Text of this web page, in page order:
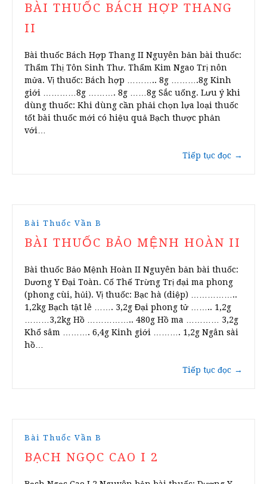
BÀI THUỐC BÁCH HỢP THANG
II
Bài thuốc Bách Hợp Thang II Nguyên bản bài thuốc:
Thẩm Thị Tôn Sinh Thư. Thẩm Kim Ngao Trị nôn
mửa. Vị thuốc: Bách hợp ……….. 8g ……….8g Kinh
giới …………8g ………. 8g ……8g Sắc uống. Lưu ý khi
dùng thuốc: Khi dùng cần phải chọn lựa loại thuốc
tốt bài thuốc mới có hiệu quả Bạch thược phản
với…
Tiếp tục đọc →
Bài Thuốc Vần B
BÀI THUỐC BẢO MỆNH HOÀN II
Bài thuốc Bảo Mệnh Hoàn II Nguyên bản bài thuốc:
Dương Y Đại Toàn. Cố Thế Trừng Trị đại ma phong
(phong cùi, hủi). Vị thuốc: Bạc hà (diệp) ……………..
1,2kg Bạch tật lê ……. 3,2g Đại phong tử …….. 1,2g
………3,2kg Hồ …………….. 480g Hồ ma ………… 3,2g
Khổ sâm ………. 6,4g Kinh giới ………. 1,2g Ngân sài
hồ…
Tiếp tục đọc →
Bài Thuốc Vần B
BẠCH NGỌC CAO I 2